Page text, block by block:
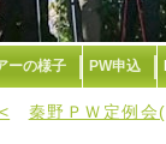
ーの様子 PW申込
秦野ＰＷ定例